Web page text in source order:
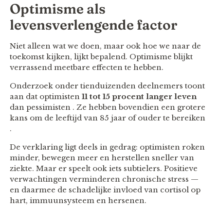
Optimisme als
levensverlengende factor
Niet alleen wat we doen, maar ook hoe we naar de
toekomst kijken, lijkt bepalend. Optimisme blijkt
verrassend meetbare effecten te hebben.
Onderzoek onder tienduizenden deelnemers toont
aan dat optimisten 11 tot 15 procent langer leven
dan pessimisten . Ze hebben bovendien een grotere
kans om de leeftijd van 85 jaar of ouder te bereiken
.
De verklaring ligt deels in gedrag: optimisten roken
minder, bewegen meer en herstellen sneller van
ziekte. Maar er speelt ook iets subtielers. Positieve
verwachtingen verminderen chronische stress —
en daarmee de schadelijke invloed van cortisol op
hart, immuunsysteem en hersenen.